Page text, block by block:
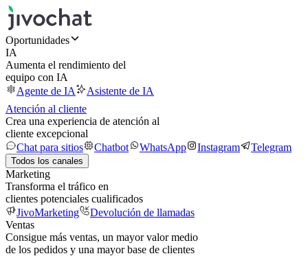
Oportunidades
IA
Aumenta el rendimiento del
equipo con IA
Agente de IA
Asistente de IA
Atención al cliente
Crea una experiencia de atención al
cliente excepcional
Chat para sitios
Chatbot WhatsApp Instagram Telegram
Todos los canales
Marketing
Transforma el tráfico en
clientes potenciales cualificados
JivoMarketing
Devolución de llamadas
Ventas
Consigue más ventas, un mayor valor medio
de los pedidos y una mayor base de clientes